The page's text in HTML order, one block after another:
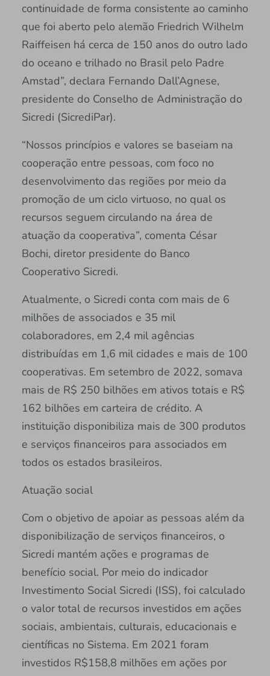
continuidade de forma consistente ao caminho
que foi aberto pelo alemão Friedrich Wilhelm
Raiffeisen há cerca de 150 anos do outro lado
do oceano e trilhado no Brasil pelo Padre
Amstad”, declara Fernando Dall’Agnese,
presidente do Conselho de Administração do
Sicredi (SicrediPar).
“Nossos princípios e valores se baseiam na
cooperação entre pessoas, com foco no
desenvolvimento das regiões por meio da
promoção de um ciclo virtuoso, no qual os
recursos seguem circulando na área de
atuação da cooperativa”, comenta César
Bochi, diretor presidente do Banco
Cooperativo Sicredi.
Atualmente, o Sicredi conta com mais de 6
milhões de associados e 35 mil
colaboradores, em 2,4 mil agências
distribuídas em 1,6 mil cidades e mais de 100
cooperativas. Em setembro de 2022, somava
mais de R$ 250 bilhões em ativos totais e R$
162 bilhões em carteira de crédito. A
instituição disponibiliza mais de 300 produtos
e serviços financeiros para associados em
todos os estados brasileiros.
Atuação social
Com o objetivo de apoiar as pessoas além da
disponibilização de serviços financeiros, o
Sicredi mantém ações e programas de
benefício social. Por meio do indicador
Investimento Social Sicredi (ISS), foi calculado
o valor total de recursos investidos em ações
sociais, ambientais, culturais, educacionais e
científicas no Sistema. Em 2021 foram
investidos R$158,8 milhões em ações por